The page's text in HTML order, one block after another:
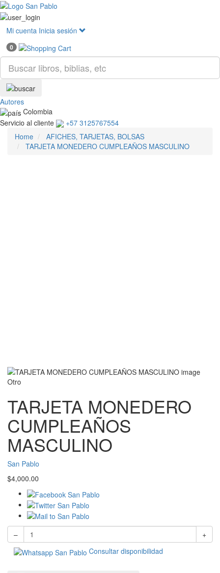
Mi cuenta Inicia sesión
0
Autores
Colombia
Servicio al cliente
+57 3125767554
Home
AFICHES, TARJETAS, BOLSAS
TARJETA MONEDERO CUMPLEAÑOS MASCULINO
Otro
TARJETA MONEDERO
CUMPLEAÑOS
MASCULINO
San Pablo
$4,000.00
–
+
Consultar disponibilidad